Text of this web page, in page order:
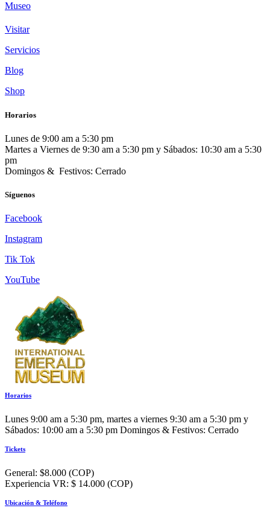
Museo
Visitar
Servicios
Blog
Shop
Horarios
Lunes de 9:00 am a 5:30 pm
Martes a Viernes de 9:30 am a 5:30 pm y Sábados: 10:30 am a 5:30
pm
Domingos & Festivos: Cerrado
Síguenos
Facebook
Instagram
Tik Tok
YouTube
Horarios
Lunes 9:00 am a 5:30 pm, martes a viernes 9:30 am a 5:30 pm y
Sábados: 10:00 am a 5:30 pm Domingos & Festivos: Cerrado
Tickets
General: $8.000 (COP)
Experiencia VR: $ 14.000 (COP)
Ubicación & Teléfono